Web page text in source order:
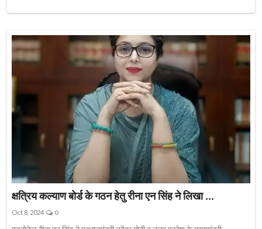
क्षत्रिय कल्याण बोर्ड के गठन हेतु रीना एन सिंह ने लिखा ...
Oct 8, 2024 0